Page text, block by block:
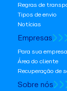
Regras de
Tipos de envio
Notícias
Empresas
Para sua empresa
Área do cliente
Recuperação de
Sobre nós